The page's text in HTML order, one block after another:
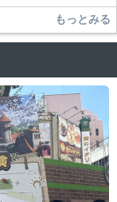
もっとみる